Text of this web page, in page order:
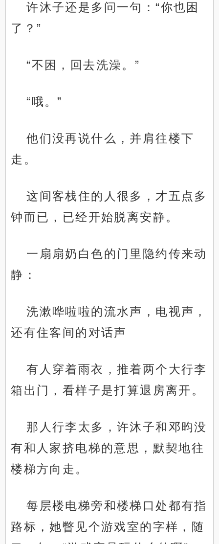
许沐子还是多问一句：“你也困
了？”
“不困，回去洗澡。”
“哦。”
他们没再说什么，并肩往楼下
走。
这间客栈住的人很多，才五点多
钟而已，已经开始脱离安静。
一扇扇奶白色的门里隐约传来动
静：
洗漱哗啦啦的流水声，电视声，
还有住客间的对话声
有人穿着雨衣，推着两个大行李
箱出门，看样子是打算退房离开。
那人行李太多，许沐子和邓昀没
有和人家挤电梯的意思，默契地往
楼梯方向走。
每层楼电梯旁和楼梯口处都有指
路标，她瞥见个游戏室的字样，随